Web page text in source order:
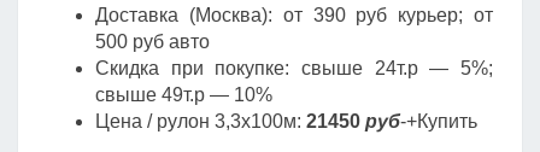
Доставка (Москва): от 390 руб курьер; от
500 руб авто
Скидка при покупке: свыше 24т.р — 5%;
свыше 49т.р — 10%
Цена / рулон 3,3х100м: 21450 руб-+Купить